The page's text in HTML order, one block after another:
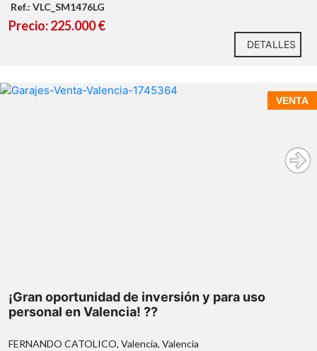
Ref.: VLC_SM1476LG
Precio: 225.000 €
DETALLES
VENTA
¡Gran oportunidad de inversión y para uso
personal en Valencia! ??
FERNANDO CATOLICO, Valencia, Valencia